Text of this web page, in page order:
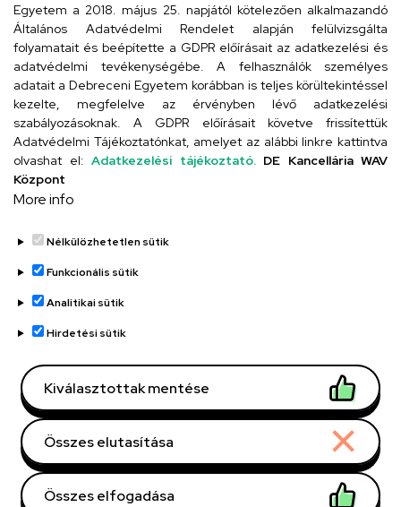
4024 Debrecen, Kossuth utca 33.
Szervezeti telefonkönyv
UD telefonkönyv
Adatvédelem
Adatvédelem
Régi oldal
Technikai információk
Copyright © 2026 Unideb
Egyetem a 2018. május 25. napjától kötelezően alkalmazandó
Általános Adatvédelmi Rendelet alapján felülvizsgálta
folyamatait és beépítette a GDPR előírásait az adatkezelési és
adatvédelmi tevékenységébe. A felhasználók személyes
adatait a Debreceni Egyetem korábban is teljes körültekintéssel
kezelte, megfelelve az érvényben lévő adatkezelési
szabályozásoknak. A GDPR előírásait követve frissítettük
Adatvédelmi Tájékoztatónkat, amelyet az alábbi linkre kattintva
olvashat el: Adatkezelési tájékoztató. DE Kancellária WAV
Központ
More info
Nélkülözhetetlen sütik
Funkcionális sütik
Analitikai sütik
Hirdetési sütik
Kiválasztottak mentése
Összes elutasítása
Összes elfogadása